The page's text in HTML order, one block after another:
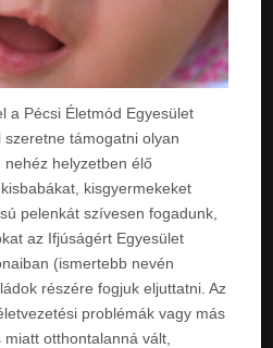
a Pécsi Életmód Egyesület
támogatni olyan
helyzetben élő
kisgyermekeket
pelenkát szívesen fogadunk,
az Ifjúságért Egyesület
(ismertebb nevén
részére fogjuk eljuttatni. Az
problémák vagy más
otthontalanná vált,